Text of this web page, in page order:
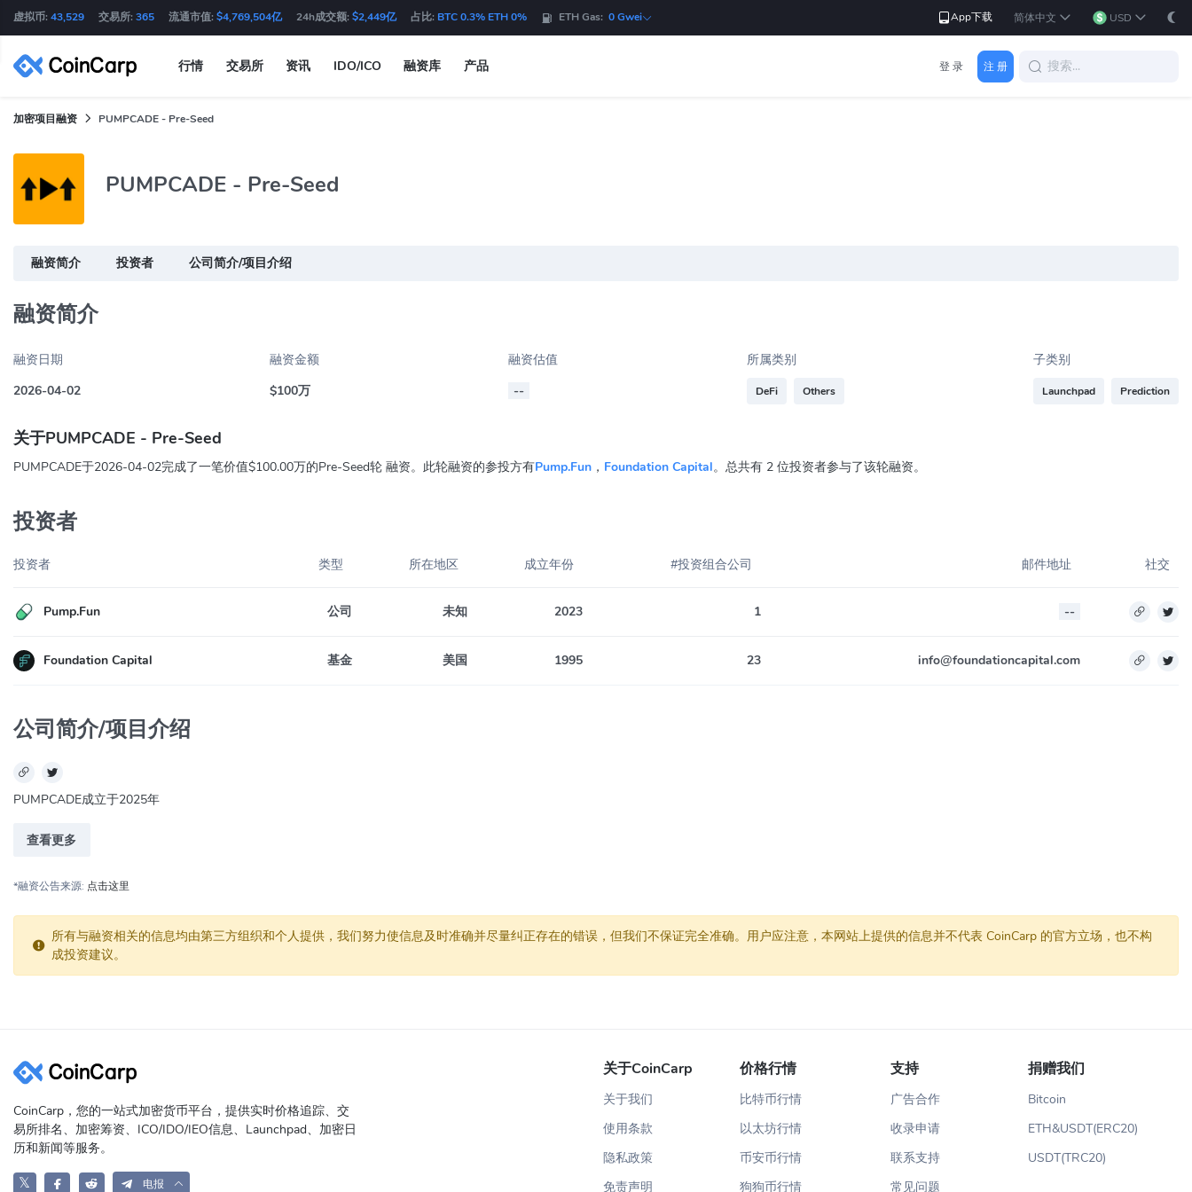
虚拟币: 43,529 交易所: 365 流通市值: $4,769,504亿 24h成交额: $2,449亿 占比: BTC 0.3% ETH 0% ETH Gas: 0 Gwei App下载 简体中文 USD
行情 交易所 资讯 IDO/ICO 融资库 产品 登 录 注 册
加密项目融资 PUMPCADE - Pre-Seed
PUMPCADE - Pre-Seed
融资简介 投资者 公司简介/项目介绍
融资简介
融资日期
2026-04-02
融资金额
$100万
融资估值
--
所属类别
DeFi Others
子类别
Launchpad Prediction
关于PUMPCADE - Pre-Seed
PUMPCADE于2026-04-02完成了一笔价值$100.00万的Pre-Seed轮 融资。此轮融资的参投方有Pump.Fun ， Foundation Capital。总共有 2 位投资者参与了该轮融资。
投资者
投资者 类型 所在地区 成立年份 #投资组合公司 邮件地址 社交
Pump.Fun 公司 未知 2023 1 --
Foundation Capital 基金 美国 1995 23 info@foundationcapital.com
公司简介/项目介绍
PUMPCADE成立于2025年
查看更多
*融资公告来源: 点击这里
所有与融资相关的信息均由第三方组织和个人提供，我们努力使信息及时准确并尽量纠正存在的错误，但我们不保证完全准确。用户应注意，本网站上提供的信息并不代表 CoinCarp 的官方立场，也不构
成投资建议。
CoinCarp，您的一站式加密货币平台，提供实时价格追踪、交
易所排名、加密筹资、ICO/IDO/IEO信息、Launchpad、加密日
历和新闻等服务。
𝕏 电报
关于CoinCarp
关于我们
使用条款
隐私政策
免责声明
价格行情
比特币行情
以太坊行情
币安币行情
狗狗币行情
支持
广告合作
收录申请
联系支持
常见问题
捐赠我们
Bitcoin
ETH&USDT(ERC20)
USDT(TRC20)